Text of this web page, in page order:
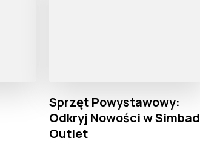
Sprzęt Powystawowy:
Odkryj Nowości w Simbad
Outlet